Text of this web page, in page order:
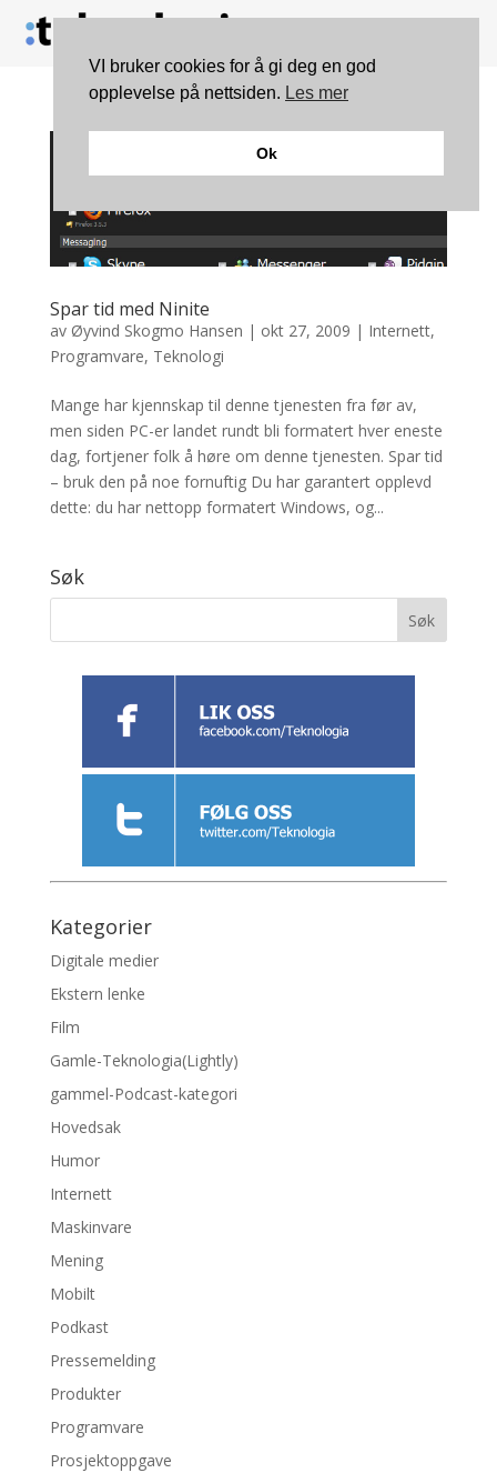
Spar tid med Ninite
av Øyvind Skogmo Hansen | okt 27, 2009 | Internett,
Programvare, Teknologi
Mange har kjennskap til denne tjenesten fra før av,
men siden PC-er landet rundt bli formatert hver eneste
dag, fortjener folk å høre om denne tjenesten. Spar tid
– bruk den på noe fornuftig Du har garantert opplevd
dette: du har nettopp formatert Windows, og...
Søk
Kategorier
Digitale medier
Ekstern lenke
Film
Gamle-Teknologia(Lightly)
gammel-Podcast-kategori
Hovedsak
Humor
Internett
Maskinvare
Mening
Mobilt
Podkast
Pressemelding
Produkter
Programvare
Prosjektoppgave
VI bruker cookies for å gi deg en god
opplevelse på nettsiden. Les mer
Ok